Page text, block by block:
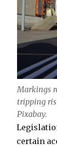
Markings
tripping
Pixabay.
certain